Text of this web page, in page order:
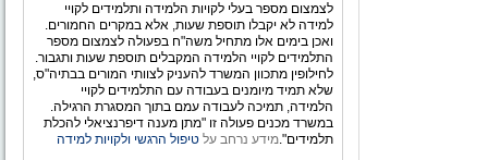
לצמצום מספר בעלי לקויות הלמידה ותלמידים לקויי
למידה לא יקבלו תוספת שעות, אלא במקרים החמורים.
ואכן בימים אלו מתחיל משה"ח בפעולה לצמצום מספר
התלמידים לקויי הלמידה המקבלים תוספת שעות ותגבור.
לחילופין מתכוון המשרד להעניק לצוותי המורים בבתיה"ס,
שלא תמיד מיומנים בעבודה עם התלמידים לקויי
הלמידה, תמיכה לעבודה עמם בתוך המסגרת הרגילה.
במשרד מכנים פעולה זו "מתן מענה דיפרנציאלי להכלת
תלמידים".מידע נרחב על טיפול הרגשי ולקויות למידה